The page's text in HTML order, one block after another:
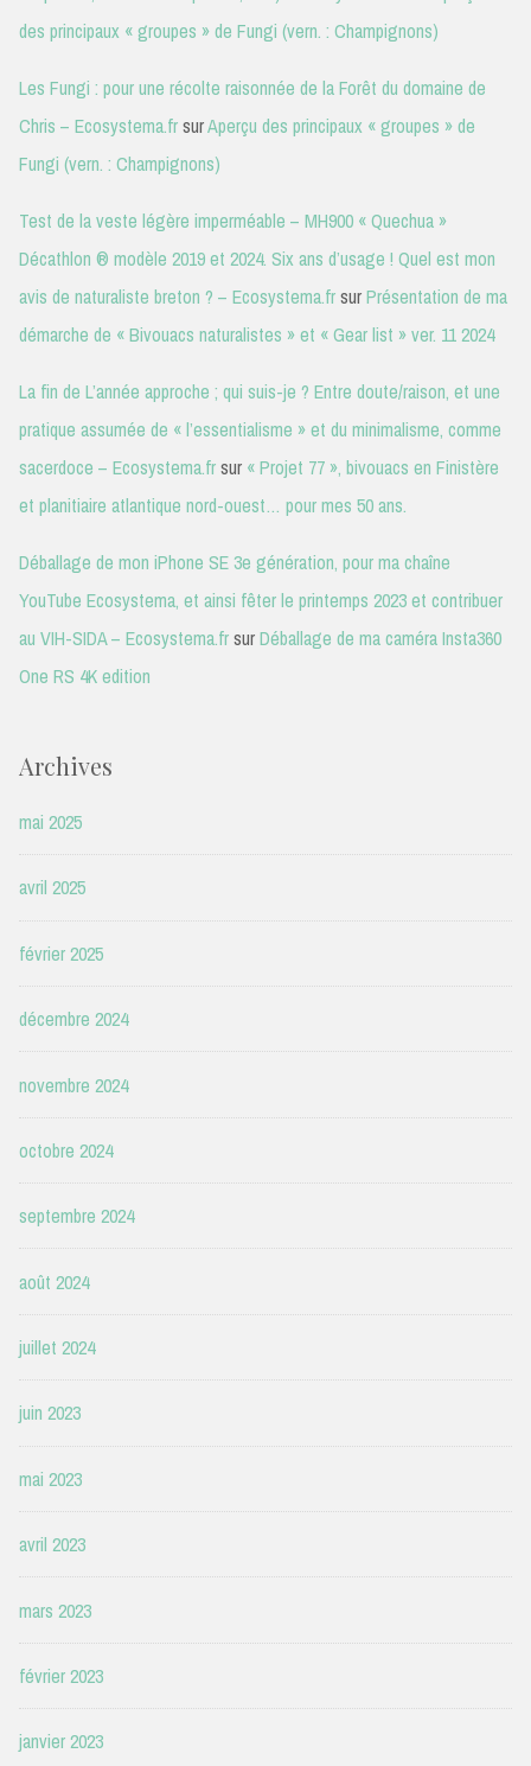
des principaux « groupes » de Fungi (vern. : Champignons)
Les Fungi : pour une récolte raisonnée de la Forêt du domaine de
Chris – Ecosystema.frsurAperçu des principaux « groupes » de
Fungi (vern. : Champignons)
Test de la veste légère imperméable – MH900 « Quechua »
Décathlon ® modèle 2019 et 2024. Six ans d’usage ! Quel est mon
avis de naturaliste breton ? – Ecosystema.frsurPrésentation de ma
démarche de « Bivouacs naturalistes » et « Gear list » ver. 11 2024
La fin de L’année approche ; qui suis-je ? Entre doute/raison, et une
pratique assumée de « l’essentialisme » et du minimalisme, comme
sacerdoce – Ecosystema.frsur « Projet 77 », bivouacs en Finistère
et planitiaire atlantique nord-ouest… pour mes 50 ans.
Déballage de mon iPhone SE 3e génération, pour ma chaîne
YouTube Ecosystema, et ainsi fêter le printemps 2023 et contribuer
au VIH-SIDA – Ecosystema.frsurDéballage de ma caméra Insta360
One RS 4K edition
Archives
mai 2025
avril 2025
février 2025
décembre 2024
novembre 2024
octobre 2024
septembre 2024
août 2024
juillet 2024
juin 2023
mai 2023
avril 2023
mars 2023
février 2023
janvier 2023